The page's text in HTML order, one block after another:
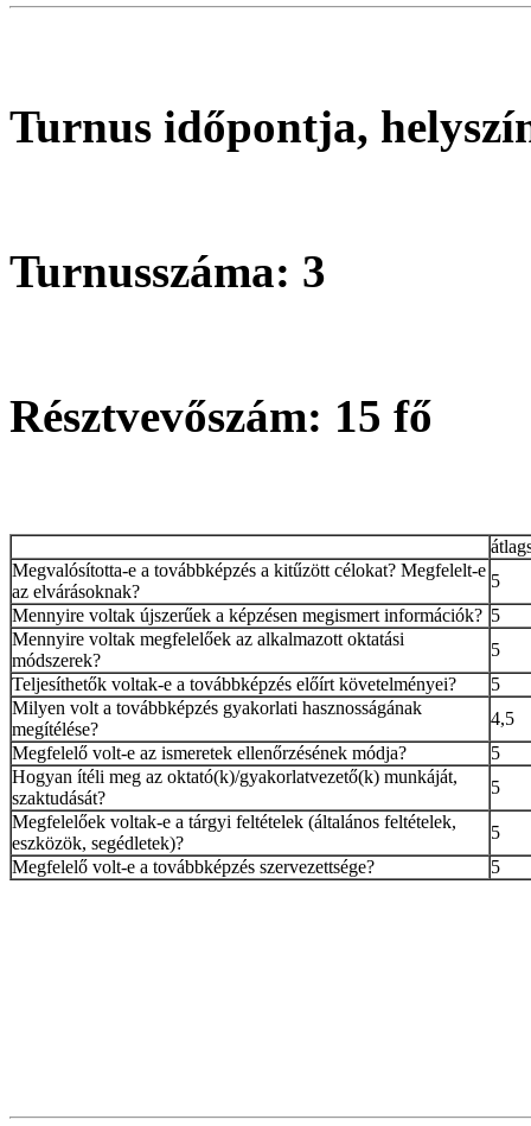
Turnus időpontja,
Turnusszáma: 3
Résztvevőszám: 15 fő
Megvalósította-e a továbbképzés a kitűzött célokat? Megfelelt-e
az elvárásoknak?
5
Mennyire voltak újszerűek a képzésen megismert információk? 5
Mennyire voltak megfelelőek az alkalmazott oktatási
módszerek?
5
Teljesíthetők voltak-e a továbbképzés előírt követelményei?
5
Milyen volt a továbbképzés gyakorlati hasznosságának
megítélése?
4,5
Megfelelő volt-e az ismeretek ellenőrzésének módja?
5
Hogyan ítéli meg az oktató(k)/gyakorlatvezető(k) munkáját,
szaktudását?
5
Megfelelőek voltak-e a tárgyi feltételek (általános feltételek,
eszközök, segédletek)?
5
Megfelelő volt-e a továbbképzés szervezettsége?
5